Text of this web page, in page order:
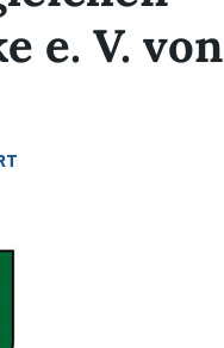
e. V. von